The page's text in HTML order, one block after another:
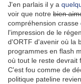
J'en parlais il y a
voir que notre bien
compréhension
l'impression de le
d'ORTF d'avenir où la
programmes en flash
où tout le reste devrait
C'est fou comme de
politique pateline